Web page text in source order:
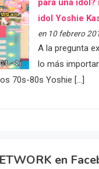
para una
idol Yoshie
en 10 febrero
A la pregunta
lo más
70s-80s Yoshie […]
en